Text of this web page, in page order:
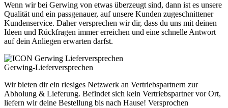
Wenn wir bei Gerwing von etwas überzeugt sind, dann ist es unsere
Qualität und ein passgenauer, auf unsere Kunden zugeschnittener
Kundenservice. Daher versprechen wir dir, dass du uns mit deinen
Ideen und Rückfragen immer erreichen und eine schnelle Antwort
auf dein Anliegen erwarten darfst.
Gerwing-Lieferversprechen
Wir bieten dir ein riesiges Netzwerk an Vertriebspartnern zur
Abholung & Lieferung. Befindet sich kein Vertriebspartner vor Ort,
liefern wir deine Bestellung bis nach Hause! Versprochen